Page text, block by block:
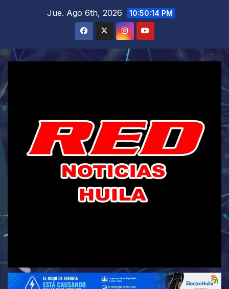
Jue. Ago 6th, 2026 10:50:15 PM